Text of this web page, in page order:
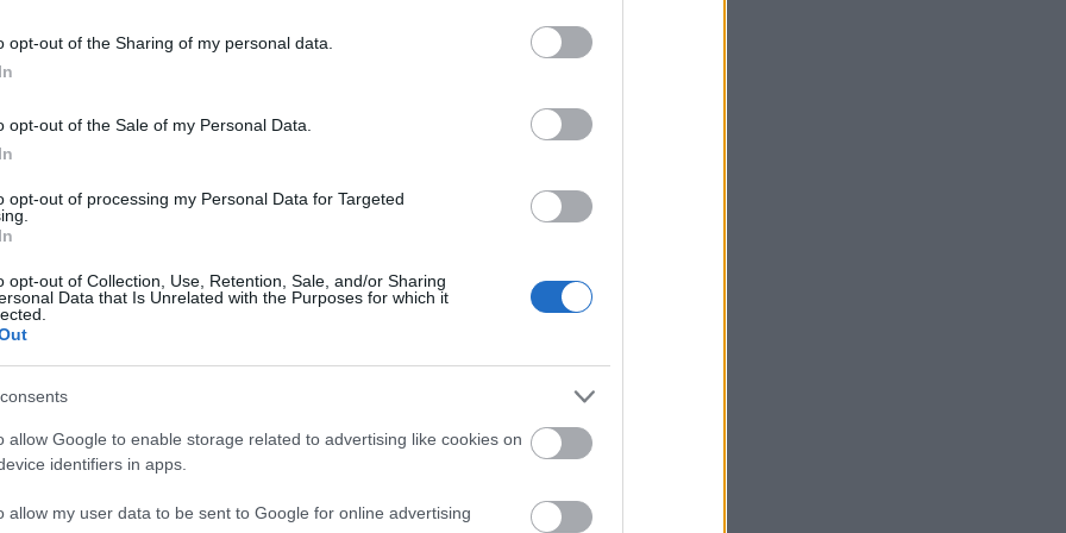
opt-out of the Sharing of my personal data.
opt-out of the Sale of my Personal Data.
opt-out of processing my Personal Data for Targeted
opt-out of Collection, Use, Retention, Sale, and/or Sharing
Data that Is Unrelated with the Purposes for which it
allow Google to enable storage related to advertising like cookies on
identifiers in apps.
allow my user data to be sent to Google for online advertising
laget til den kommende sesongen.
har et ekte
for skisport
Jerry Ahrlin har Laila